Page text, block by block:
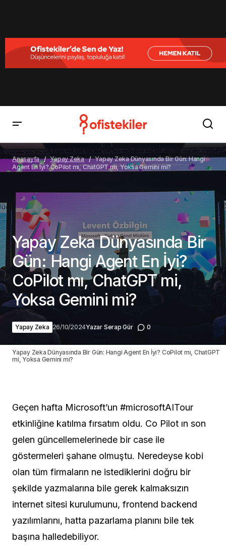
Yapay Zeka Dünyasında Bir Gün: Hangi Agent En İyi?
CoPilot mı, ChatGPT mi, Yoksa Gemini mi?
Anasayfa Yapay Zeka
Yapay Zeka Dünyasında Bir Gün: Hangi
Agent En İyi? CoPilot mı, ChatGPT mi, Yoksa Gemini mi?
Yapay Zeka Dünyasında Bir
Gün: Hangi Agent En İyi?
CoPilot mı, ChatGPT mi,
Yoksa Gemini mi?
Yapay Zeka 26/10/2024Yazar Serap Gür 0
Yapay Zeka Dünyasında Bir Gün: Hangi Agent En İyi? CoPilot mı, ChatGPT
mi, Yoksa Gemini mi?
Geçen hafta Microsoft’un #microsoftAITour
etkinliğine katılma fırsatım oldu. Co Pilot ın son
gelen güncellemelerinede bir case ile
göstermeleri şahane olmuştu. Neredeyse kobi
olan tüm firmaların ne istediklerini doğru bir
şekilde yazmalarına bile gerek kalmaksızın
internet sitesi kurulumunu, frontend backend
yazılımlarını, hatta pazarlama planını bile tek
başına halledebiliyor.